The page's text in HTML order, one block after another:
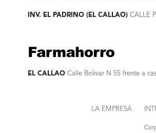
INV. EL PADRINO (EL CALLAO) CALLE
EL CALLAO Calle Bolivar N 55 frente a
LA EMPRESA